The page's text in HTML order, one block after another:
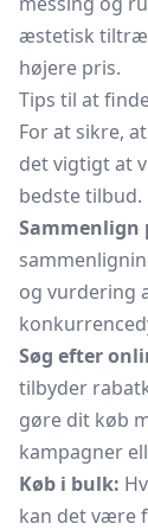
æstetisk
højere pris.
Tips til at
For at sikre,
det vigtigt at
bedste tilbud.
Sammenlign
og vurdering
Søg efter
tilbyder
gøre dit køb
kampagner
Køb i bulk:
kan det være